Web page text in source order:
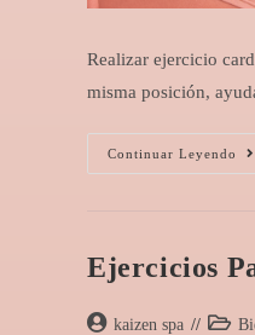
Realizar ejercicio
misma posición,
Continuar Leyendo
Ejercicios
kaizen spa